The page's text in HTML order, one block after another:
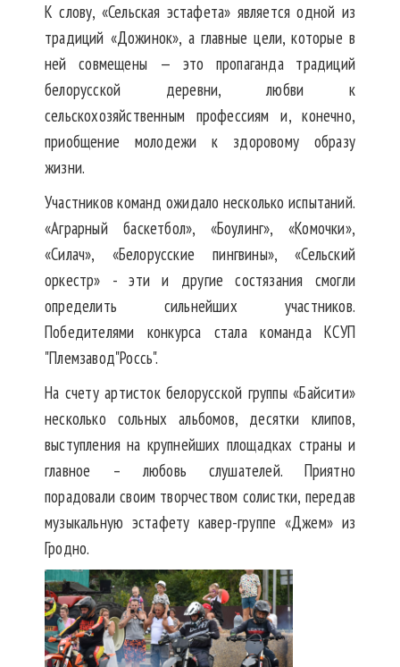
К слову, «Сельская эстафета» является одной из
традиций «Дожинок», а главные цели, которые в
ней совмещены — это пропаганда традиций
белорусской деревни, любви к
сельскохозяйственным профессиям и, конечно,
приобщение молодежи к здоровому образу
жизни.
Участников команд ожидало несколько испытаний.
«Аграрный баскетбол», «Боулинг», «Комочки»,
«Силач», «Белорусские пингвины», «Сельский
оркестр» - эти и другие состязания смогли
определить сильнейших участников.
Победителями конкурса стала команда КСУП
"Племзавод"Россь".
На счету артисток белорусской группы «Байсити»
несколько сольных альбомов, десятки клипов,
выступления на крупнейших площадках страны и
главное – любовь слушателей. Приятно
порадовали своим творчеством солистки, передав
музыкальную эстафету кавер-группе «Джем» из
Гродно.